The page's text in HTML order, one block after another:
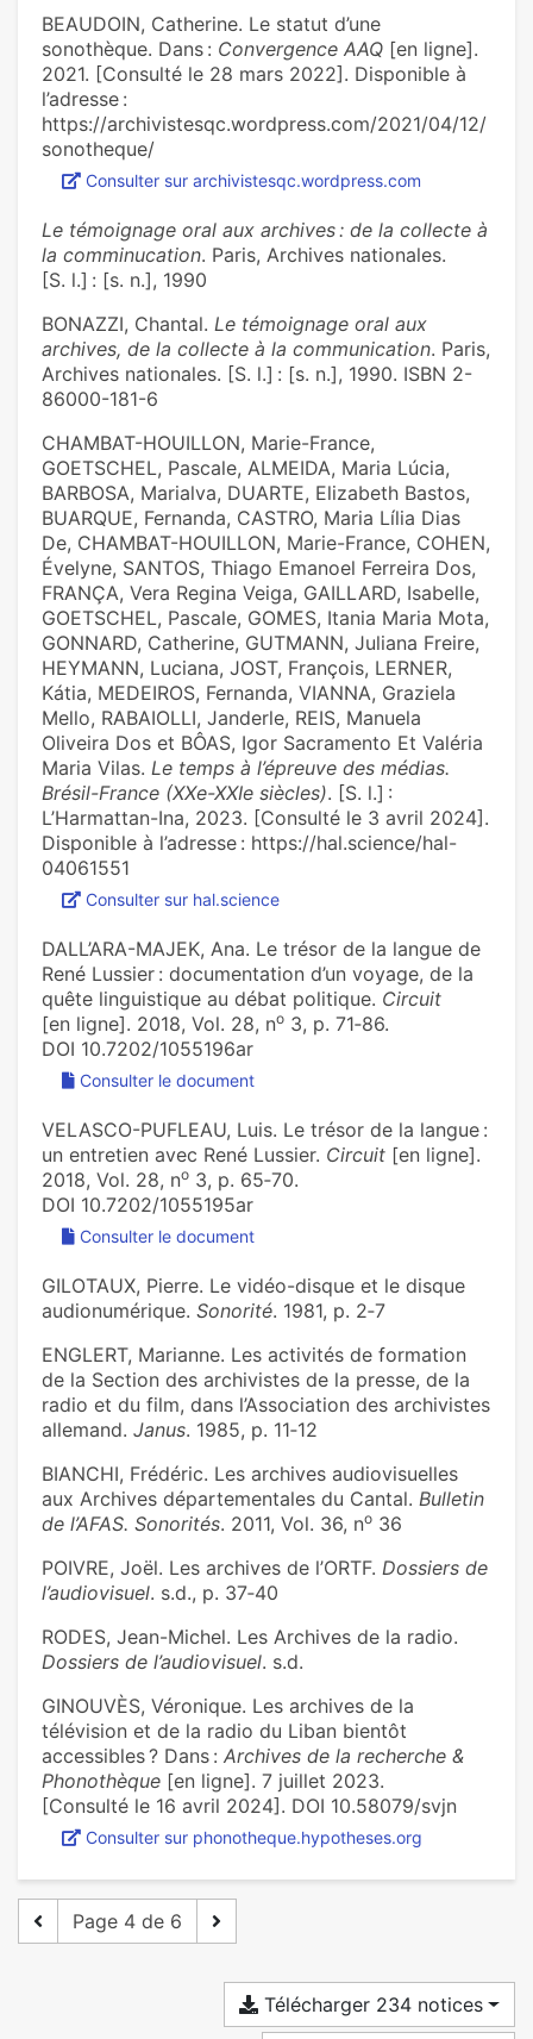
BEAUDOIN, Catherine. Le statut d’une
sonothèque. Dans : Convergence AAQ [en ligne].
2021. [Consulté le 28 mars 2022]. Disponible à
l’adresse :
https://archivistesqc.wordpress.com/2021/04/12/
sonotheque/
Consulter sur archivistesqc.wordpress.com
Le témoignage oral aux archives : de la collecte à
la comminucation. Paris, Archives nationales.
[S. l.] : [s. n.], 1990
BONAZZI, Chantal. Le témoignage oral aux
archives, de la collecte à la communication. Paris,
Archives nationales. [S. l.] : [s. n.], 1990. ISBN 2-
86000-181-6
CHAMBAT-HOUILLON, Marie-France,
GOETSCHEL, Pascale, ALMEIDA, Maria Lúcia,
BARBOSA, Marialva, DUARTE, Elizabeth Bastos,
BUARQUE, Fernanda, CASTRO, Maria Lília Dias
De, CHAMBAT-HOUILLON, Marie-France, COHEN,
Évelyne, SANTOS, Thiago Emanoel Ferreira Dos,
FRANÇA, Vera Regina Veiga, GAILLARD, Isabelle,
GOETSCHEL, Pascale, GOMES, Itania Maria Mota,
GONNARD, Catherine, GUTMANN, Juliana Freire,
HEYMANN, Luciana, JOST, François, LERNER,
Kátia, MEDEIROS, Fernanda, VIANNA, Graziela
Mello, RABAIOLLI, Janderle, REIS, Manuela
Oliveira Dos et BÔAS, Igor Sacramento Et Valéria
Maria Vilas. Le temps à l’épreuve des médias.
Brésil-France (XXe-XXIe siècles). [S. l.] :
L’Harmattan-Ina, 2023. [Consulté le 3 avril 2024].
Disponible à l’adresse : https://hal.science/hal-
04061551
Consulter sur hal.science
DALL’ARA-MAJEK, Ana. Le trésor de la langue de
René Lussier : documentation d’un voyage, de la
quête linguistique au débat politique. Circuit
[en ligne]. 2018, Vol. 28, no 3, p. 71‑86.
DOI 10.7202/1055196ar
Consulter le document
VELASCO-PUFLEAU, Luis. Le trésor de la langue :
un entretien avec René Lussier. Circuit [en ligne].
2018, Vol. 28, no 3, p. 65‑70.
DOI 10.7202/1055195ar
Consulter le document
GILOTAUX, Pierre. Le vidéo-disque et le disque
audionumérique. Sonorité. 1981, p. 2‑7
ENGLERT, Marianne. Les activités de formation
de la Section des archivistes de la presse, de la
radio et du film, dans l’Association des archivistes
allemand. Janus. 1985, p. 11‑12
BIANCHI, Frédéric. Les archives audiovisuelles
aux Archives départementales du Cantal. Bulletin
de l’AFAS. Sonorités. 2011, Vol. 36, no 36
POIVRE, Joël. Les archives de l’ORTF. Dossiers de
l’audiovisuel. s.d., p. 37‑40
RODES, Jean-Michel. Les Archives de la radio.
Dossiers de l’audiovisuel. s.d.
GINOUVÈS, Véronique. Les archives de la
télévision et de la radio du Liban bientôt
accessibles ? Dans : Archives de la recherche &
Phonothèque [en ligne]. 7 juillet 2023.
[Consulté le 16 avril 2024]. DOI 10.58079/svjn
Consulter sur phonotheque.hypotheses.org
Page 4 de 6
Télécharger 234 notices